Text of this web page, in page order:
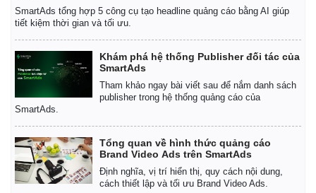
Thể thao
Bóng đá
Ô tô - Xe máy
Ô tô
SmartAds tổng hợp 5 công cụ tạo headline quảng cáo bằng AI giúp
tiết kiệm thời gian và tối ưu.
Khám phá hệ thống Publisher đối tác của
SmartAds
Tham khảo ngay bài viết sau để nắm danh sách
publisher trong hệ thống quảng cáo của
SmartAds.
Tổng quan về hình thức quảng cáo
Brand Video Ads trên SmartAds
Định nghĩa, vị trí hiển thị, quy cách nội dung,
cách thiết lập và tối ưu Brand Video Ads.